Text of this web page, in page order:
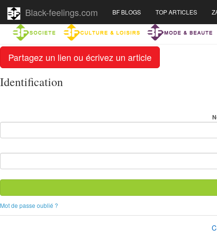
Partagez un lien ou écrivez un article
Black-feelings.com BF BLOGS TOP ARTICLES
Identification
Mot de passe oublié ?